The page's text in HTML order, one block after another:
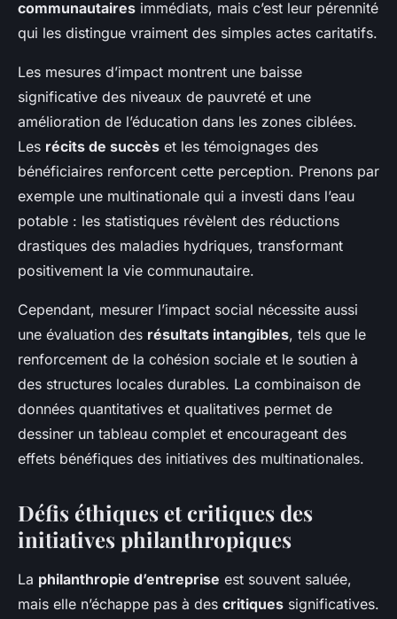
communautaires immédiats, mais c’est leur pérennité
qui les distingue vraiment des simples actes caritatifs.
Les mesures d’impact montrent une baisse
significative des niveaux de pauvreté et une
amélioration de l’éducation dans les zones ciblées.
Les récits de succès et les témoignages des
bénéficiaires renforcent cette perception. Prenons par
exemple une multinationale qui a investi dans l’eau
potable : les statistiques révèlent des réductions
drastiques des maladies hydriques, transformant
positivement la vie communautaire.
Cependant, mesurer l’impact social nécessite aussi
une évaluation des résultats intangibles, tels que le
renforcement de la cohésion sociale et le soutien à
des structures locales durables. La combinaison de
données quantitatives et qualitatives permet de
dessiner un tableau complet et encourageant des
effets bénéfiques des initiatives des multinationales.
Défis éthiques et critiques des
initiatives philanthropiques
La philanthropie d’entreprise est souvent saluée,
mais elle n’échappe pas à des critiques significatives.